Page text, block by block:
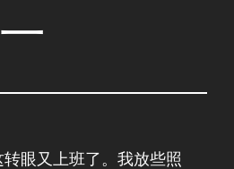
眼又上班了。我放些照